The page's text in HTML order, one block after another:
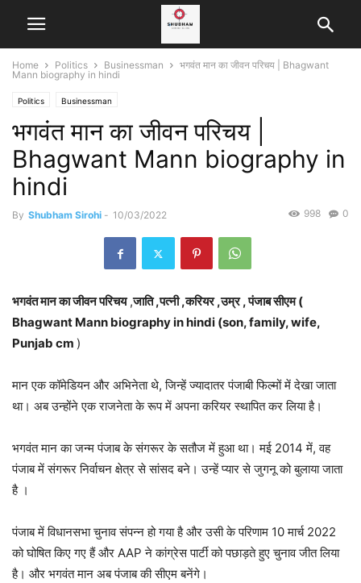
Home Politics Businessman
भगवंत मान का जीवन परिचय | Bhagwant
Mann biography in hindi
Politics Businessman
भगवंत मान का जीवन परिचय |
Bhagwant Mann biography in
hindi
By Shubham Sirohi - 10/03/2022 0
998
भगवंत मान का जीवन परिचय,जाति ,पत्नी ,करियर ,उम्र , पंजाब सीएम (
Bhagwant Mann biography in hindi (son, family, wife,
Punjab cm )
मान एक कॉमेडियन और अभिनेता थे, जिन्हें ज्यादातर पंजाबी फिल्मों में देखा जाता
था। अब उन्होंने एक राजनेता के रूप में अपना करियर स्थापित कर लिया है।
भगवंत मान का जन्म पंजाब के संगरूर के सतौज में हुआ था। मई 2014 में, वह
पंजाब में संगरूर निर्वाचन क्षेत्र से सांसद बने। उन्हें प्यार से जुगनू को बुलाया जाता
है ।
पंजाब में विधानसभा चुनाव संपन्न हो गया है और उसी के परिणाम 10 मार्च 2022
को घोषित किए गए हैं और AAP ने कांग्रेस पार्टी को पछाड़ते हुए चुनाव जीत लिया
है। और भगवंत मान अब पंजाब की सीएम बनेंगे।